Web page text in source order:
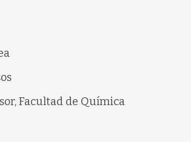
Facultad de Química